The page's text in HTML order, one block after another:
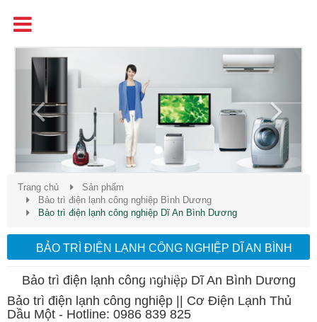
Previous
Trang chủ
Sản phẩm
Bảo trì điện lạnh công nghiệp Bình Dương
Bảo trì điện lạnh công nghiệp Dĩ An Bình Dương
BẢO TRÌ ĐIỆN LẠNH CÔNG NGHIỆP DĨ AN BÌNH
DƯƠNG
Bảo trì điện lạnh công nghiệp Dĩ An Bình Dương
Bảo trì điện lạnh công nghiệp || Cơ Điện Lạnh Thủ
Dầu Một - Hotline: 0986 839 825